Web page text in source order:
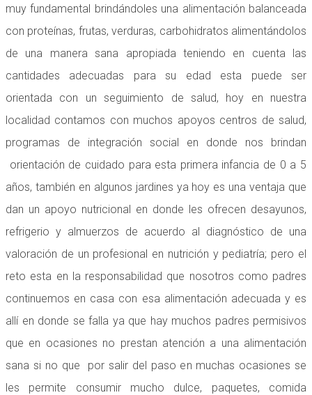
muy fundamental brindándoles una alimentación balanceada
con proteínas, frutas, verduras, carbohidratos alimentándolos
de una manera sana apropiada teniendo en cuenta las
cantidades adecuadas para su edad esta puede ser
orientada con un seguimiento de salud, hoy en nuestra
localidad contamos con muchos apoyos centros de salud,
programas de integración social en donde nos brindan
orientación de cuidado para esta primera infancia de 0 a 5
años, también en algunos jardines ya hoy es una ventaja que
dan un apoyo nutricional en donde les ofrecen desayunos,
refrigerio y almuerzos de acuerdo al diagnóstico de una
valoración de un profesional en nutrición y pediatría; pero el
reto esta en la responsabilidad que nosotros como padres
continuemos en casa con esa alimentación adecuada y es
allí en donde se falla ya que hay muchos padres permisivos
que en ocasiones no prestan atención a una alimentación
sana si no que por salir del paso en muchas ocasiones se
les permite consumir mucho dulce, paquetes, comida